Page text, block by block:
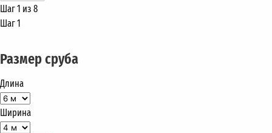
Шаг 1 из 8
Шаг 1
Размер сруба
Длина
Ширина